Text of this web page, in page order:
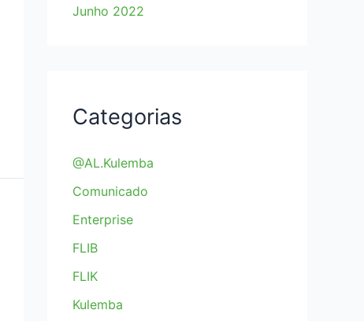
Junho 2022
Categorias
@AL.Kulemba
Comunicado
Enterprise
FLIB
FLIK
Kulemba